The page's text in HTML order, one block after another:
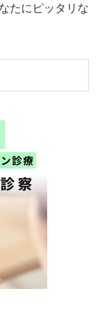
たにピッタリな